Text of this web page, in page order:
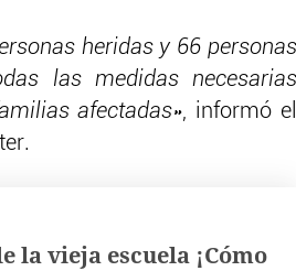
heridas y 66 personas
las medidas necesarias
afectadas», informó el
la vieja escuela ¡Cómo